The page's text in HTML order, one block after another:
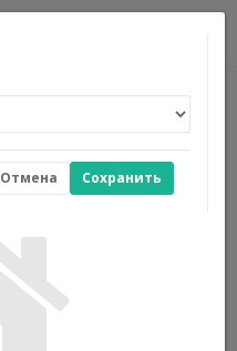
Сохранить
Отмена